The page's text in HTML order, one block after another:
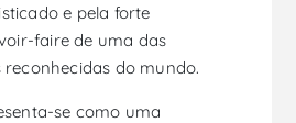
e pela forte
faire de uma das
reconhecidas do mundo.
se como uma